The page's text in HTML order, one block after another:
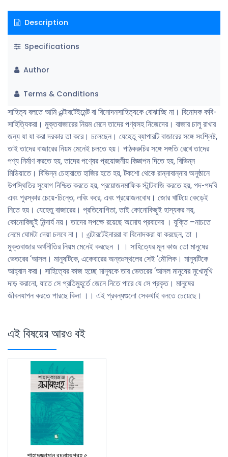
Description
Specifications
Author
Terms & Conditions
সাহিত্য বলতে আমি এন্টারটেইমেন্ট বা বিনােদনসাহিত্যকে বােঝাচ্ছি না। বিনােদক কবি-
সাহিত্যিকরা। মুক্তবাজারের নিয়ম মেনে তাদের পণ্যসহ নিজেদের। বাজার চালু রাখার
জন্য যা যা করা দরকার তা করে। চলেছেন। যেহেতু ব্যাপারটি বাজারের সঙ্গে সংশ্লিষ্ট,
তাই তাদের বাজারের নিয়ম মেনেই চলতে হয়। পাঠকরুচির সঙ্গে সঙ্গতি রেখে তাদের
পণ্য নির্মাণ করতে হয়, তাদের পণ্যের প্রয়ােজনীয় বিজ্ঞাপন দিতে হয়, বিভিন্ন
মিডিয়াতে। বিভিন্ন চেহারাতে হাজির হতে হয়, টকশাে থেকে রান্নাবান্নার অনুষ্ঠানে
উপস্থিতির সুযােগ নিশ্চিত করতে হয়, প্রয়ােজনমাফিক স্টান্টবাজি করতে হয়, পদ-পদবি
এবং পুরস্কার চেয়ে-চিন্তে, লবিং করে, এবং প্রয়ােজনবােধ। জোর খাটিয়ে কেড়েই
নিতে হয়। যেহেতু বাজারের। প্রতিযােগিতা, তাই কোনােকিছুই হাস্যকর নয়,
কোনােকিছুই নিন্দার্য নয়। তাদের সপক্ষে রয়েছে অমােঘ প্রবাদের । যুক্তি –নাচতে
নেমে ঘােমটা দেয়া চলবে না।। এন্টারটেইনাররা বা বিনােদকরা যা করছেন, তা ।
মুক্তবাজার অর্থনীতির নিয়ম মেনেই করছেন । । সাহিত্যের মূল কাজ তাে মানুষের
ভেতরের ‘আসল। মানুষটিকে, একেবারের অন্তঃস্থলের সেই ‘মৌলিক। মানুষটিকে
আহ্বান করা। সাহিত্যের কাজ হচ্ছে মানুষকে তার ভেতরের ‘আসল মানুষের মুখােমুখি
দাড় করানাে, যাতে সে প্রতিমুহূর্তে জেনে নিতে পারে যে সে প্রকৃত। মানুষের
জীবনযাপন করতে পারছে কিনা ।। এই প্রবন্ধগুলাে সেকথাই বলতে চেয়েছে।
এই বিষয়ের আরও বই